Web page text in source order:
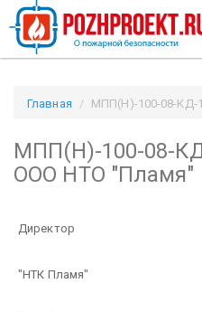
Главная
МПП(Н)-100-08-КД-
МПП(Н)-100-08-
ООО НТО "Пламя"
Директор
"НТК Пламя"